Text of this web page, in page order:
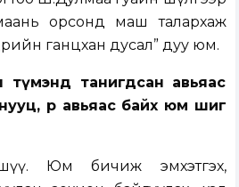
орсонд маш талархаж
ганцхан дусал” дуу юм.
танигдсан авьяас
өөр авьяас байх юм шиг
Юм бичиж эмхэтгэх,